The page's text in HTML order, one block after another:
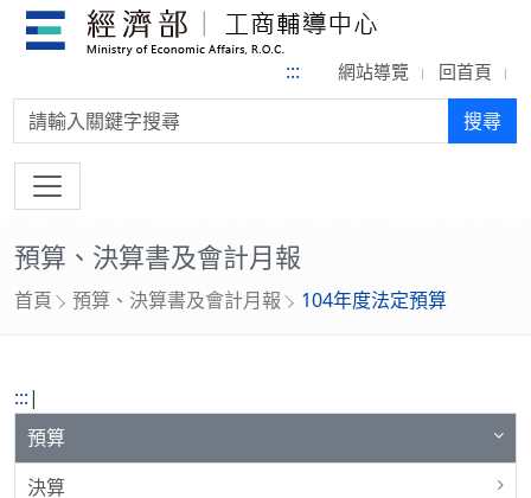
::: 網站導覽 回首頁
搜尋: 搜尋
預算、決算書及會計月報
首頁 預算、決算書及會計月報 104年度法定預算
:::|
預算
決算